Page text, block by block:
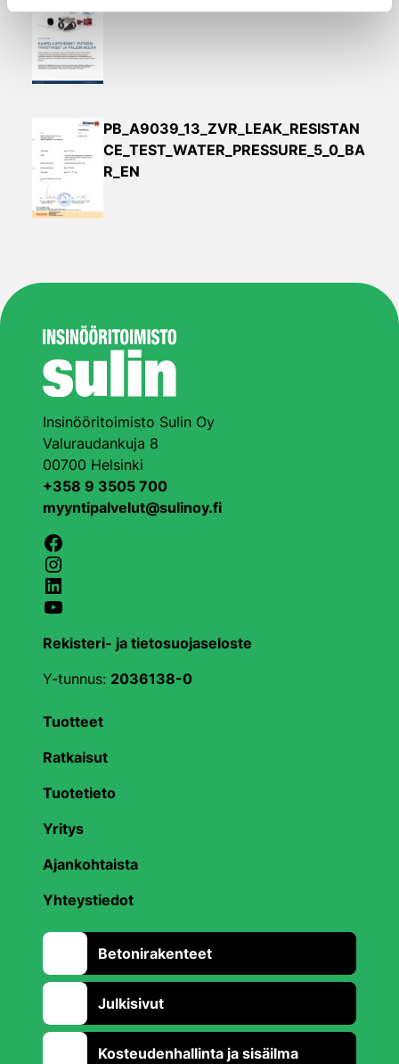
PB_A9039_13_ZVR_LEAK_RESISTAN
CE_TEST_WATER_PRESSURE_5_0_BA
R_EN
Insinööritoimisto Sulin Oy
Valuraudankuja 8
00700 Helsinki
+358 9 3505 700
myyntipalvelut@sulinoy.fi
Facebook
Instagram
LinkedIn
YouTube
Rekisteri- ja tietosuojaseloste
Y-tunnus: 2036138-0
Tuotteet
Ratkaisut
Tuotetieto
Yritys
Ajankohtaista
Yhteystiedot
Betonirakenteet
Julkisivut
Kosteudenhallinta ja sisäilma